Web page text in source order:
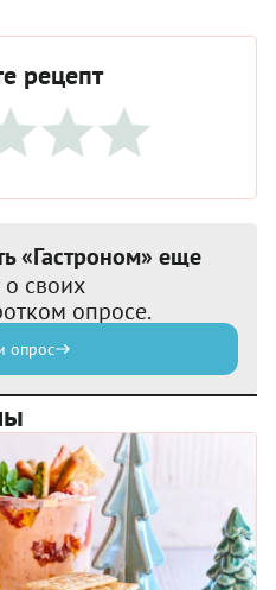
рецепт
«Гастроном» еще
о своих
опросе.
опрос